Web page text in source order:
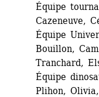
Équipe
Cazeneuve,
Équipe
Bouillon,
Tranchard,
Équipe
Plihon,